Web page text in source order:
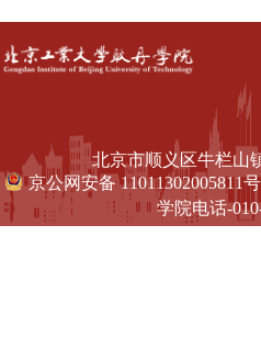
北京市顺义区牛栏山
京公网安备 11011302005811号
学院电话-